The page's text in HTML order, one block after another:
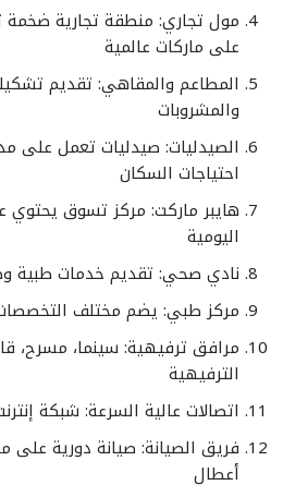
مول تجاري: منطقة تجارية
على ماركات عالمية
المطاعم والمقاهي: تقديم
والمشروبات
احتياجات السكان
هايبر ماركت: مركز تسوق يحتوي
اليومية
نادي صحي: تقديم خدمات طبية
مركز طبي: يضم مختلف
مرافق ترفيهية: سينما، مسرح،
الترفيهية
اتصالات عالية السرعة: شبكة
أعطال